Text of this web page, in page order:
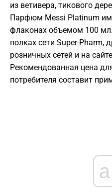
из ветивера, тикового
Парфюм Messi Platinum
флаконах объемом 100
полках сети Super-Pharm,
розничных сетей и на
Рекомендованная цена
потребителя составит